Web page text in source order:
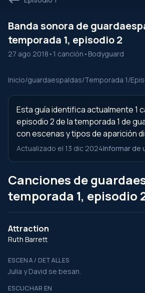
Banda sonora de
temporada 1, episodio 2
27 ago 2018 • 1 canción • Bodyguard
Inicio/guardaespaldas/Temporada 1/
Esta guía identifica actualmente 1
episodio 2 de la temporada 1 de
con escenas y tipos de aparición
Actualizado el 13 dic 2024Informar de
Canciones de
temporada 1, episodio
Attraction
Ruth Barrett
ESCENA / DETALLES
Julia y David se besan.
ESCUCHAR EN